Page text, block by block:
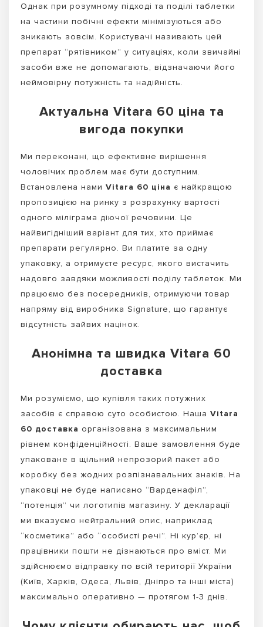
Однак при розумному підході та поділі таблетки
на частини побічні ефекти мінімізуються або
зникають зовсім. Користувачі називають цей
препарат “рятівником” у ситуаціях, коли звичайні
засоби вже не допомагають, відзначаючи його
неймовірну потужність та надійність.
Актуальна Vitara 60 ціна та
вигода покупки
Ми переконані, що ефективне вирішення
чоловічих проблем має бути доступним.
Встановлена нами Vitara 60 ціна є найкращою
пропозицією на ринку з розрахунку вартості
одного міліграма діючої речовини. Це
найвигідніший варіант для тих, хто приймає
препарати регулярно. Ви платите за одну
упаковку, а отримуєте ресурс, якого вистачить
надовго завдяки можливості поділу таблеток. Ми
працюємо без посередників, отримуючи товар
напряму від виробника Signature, що гарантує
відсутність зайвих націнок.
Анонімна та швидка Vitara 60
доставка
Ми розуміємо, що купівля таких потужних
засобів є справою суто особистою. Наша Vitara
60 доставка організована з максимальним
рівнем конфіденційності. Ваше замовлення буде
упаковане в щільний непрозорий пакет або
коробку без жодних розпізнавальних знаків. На
упаковці не буде написано “Варденафіл”,
“потенція” чи логотипів магазину. У декларації
ми вказуємо нейтральний опис, наприклад
“косметика” або “особисті речі”. Ні кур’єр, ні
працівники пошти не дізнаються про вміст. Ми
здійснюємо відправку по всій території України
(Київ, Харків, Одеса, Львів, Дніпро та інші міста)
максимально оперативно — протягом 1-3 днів.